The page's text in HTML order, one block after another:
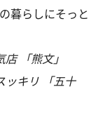
暮らしにそっと
「熊文」
ッキリ 「五十